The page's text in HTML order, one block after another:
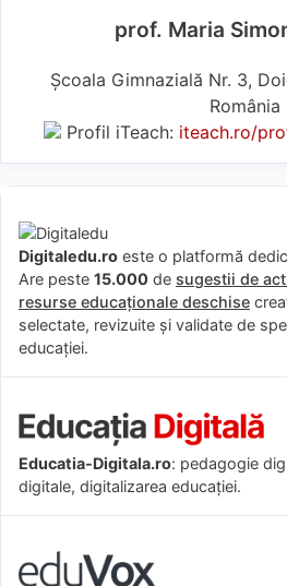
prof. Maria
Școala Gimnazială Nr. 3,
România
Profil iTeach: iteach.ro/
Digitaledu.ro este o platformă
Are peste 15.000 de sugestii de
resurse educaționale deschise
selectate, revizuite și validate de
educației.
Educatia-Digitala.ro: pedagogie
digitale, digitalizarea educației.